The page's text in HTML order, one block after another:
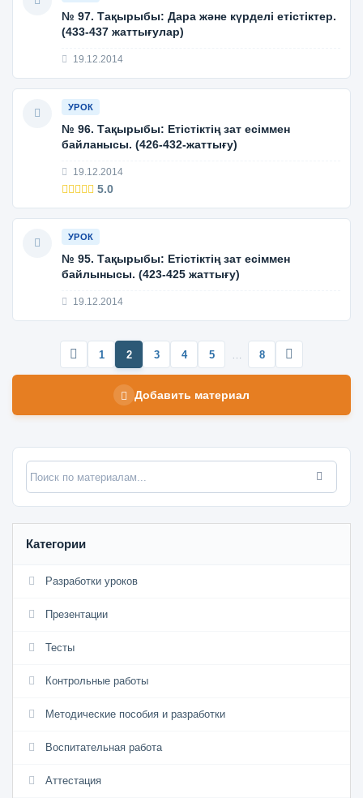
№ 97. Тақырыбы: Дара және күрделі етістіктер.
(433-437 жаттығулар)
19.12.2014
УРОК
№ 96. Тақырыбы: Етістіктің зат есіммен
байланысы. (426-432-жаттығу)
19.12.2014
5.0
УРОК
№ 95. Тақырыбы: Етістіктің зат есіммен
байлынысы. (423-425 жаттығу)
19.12.2014
1 2 3 4 5 8
Добавить материал
Категории
Разработки уроков
Презентации
Тесты
Контрольные работы
Методические пособия и разработки
Воспитательная работа
Аттестация